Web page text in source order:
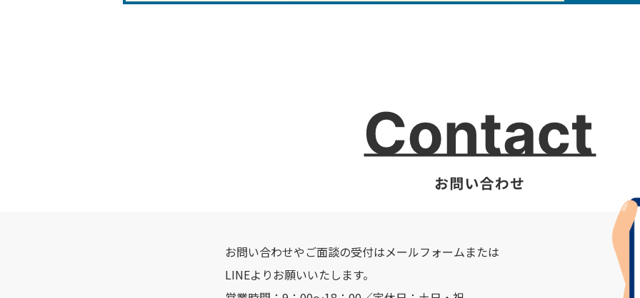
お問い合わせやご面談の受付はメールフォームまたは
LINEよりお願いいたします。